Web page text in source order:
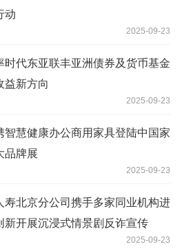
动
2025-09-23
时代东亚联丰亚洲债券及货币基金
益新方向
2025-09-23
智慧健康办公商用家具登陆中国家
品牌展
2025-09-23
寿北京分公司携手多家同业机构进
新开展沉浸式情景剧反诈宣传
2025-09-23